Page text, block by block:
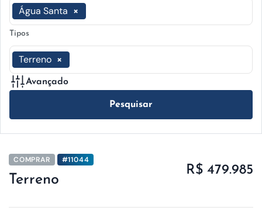
×
Água Santa
Tipos
×
Terreno
Avançado
Pesquisar
COMPRAR #11044
Terreno
R$ 479.985